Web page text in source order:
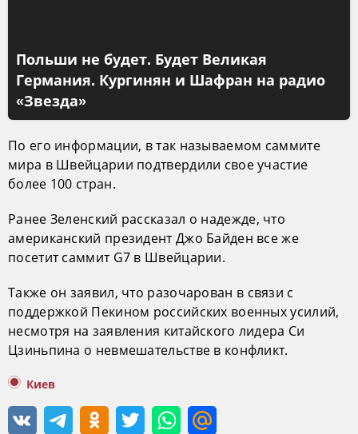
Польши не будет. Будет Великая
Германия. Кургинян и Шафран на радио
«Звезда»
По его информации, в так называемом саммите
мира в Швейцарии подтвердили свое участие
более 100 стран.
Ранее Зеленский рассказал о надежде, что
американский президент Джо Байден все же
посетит саммит G7 в Швейцарии.
Также он заявил, что разочарован в связи с
поддержкой Пекином российских военных усилий,
несмотря на заявления китайского лидера Си
Цзиньпина о невмешательстве в конфликт.
Киев